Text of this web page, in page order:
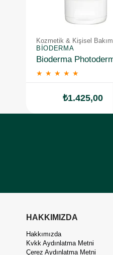
Kozmetik & Kişisel Bakım
BIODERMA
★ ★ ★ ★ ★
₺1.425,00
HAKKIMIZDA
Hakkımızda
Kvkk Aydınlatma Metni
Çerez Aydınlatma Metni